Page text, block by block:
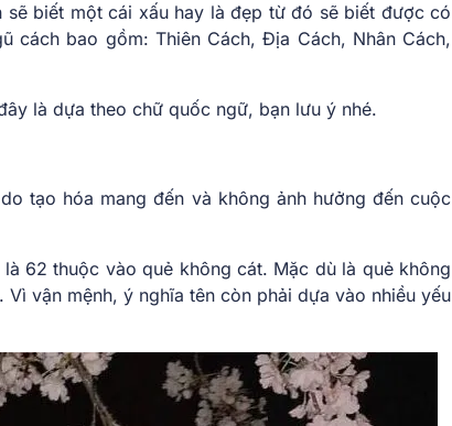
biết một cái xấu hay là đẹp từ đó sẽ biết được có
cách bao gồm: Thiên Cách, Địa Cách, Nhân Cách,
là dựa theo chữ quốc ngữ, bạn lưu ý nhé.
tạo hóa mang đến và không ảnh hưởng đến cuộc
62 thuộc vào quẻ không cát. Mặc dù là quẻ không
vận mệnh, ý nghĩa tên còn phải dựa vào nhiều yếu